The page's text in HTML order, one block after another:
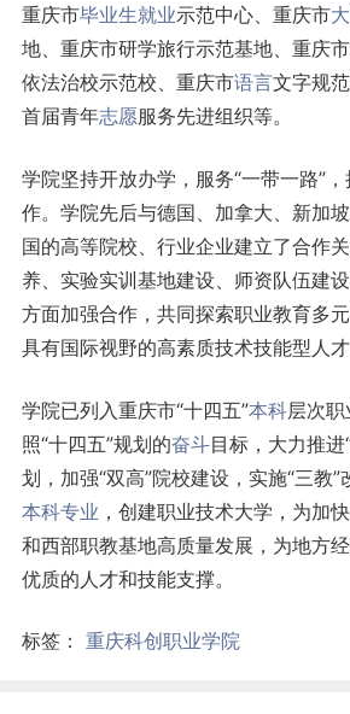
重庆市毕业生就业示范中心、重庆市
地、重庆市研学旅行示范基地、重庆
依法治校示范校、重庆市语言文字规
首届青年志愿服务先进组织等。
学院坚持开放办学，服务“一带一路”
作。学院先后与德国、加拿大、新加
国的高等院校、行业企业建立了合作
养、实验实训基地建设、师资队伍建
方面加强合作，共同探索职业教育多
具有国际视野的高素质技术技能型人才
学院已列入重庆市“十四五”本科层次
照“十四五”规划的奋斗目标，大力推进
划，加强“双高”院校建设，实施“三教
本科专业 ，创建职业技术大学，为加
和西部职教基地高质量发展，为地方
优质的人才和技能支撑。
标签： 重庆科创职业学院